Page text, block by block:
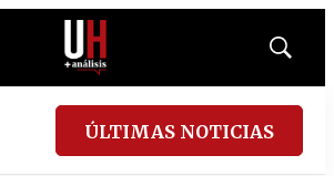
Mostrar
ÚLTIMAS NOTICIAS